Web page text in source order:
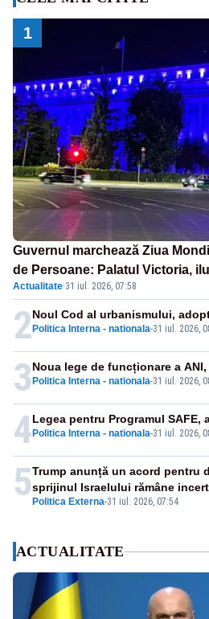
1
Guvernul marchează Ziua
de Persoane: Palatul Victoria,
Actualitate·31 iul. 2026, 07:58
2 Politica Interna - nationala-31 iul. 2026,
Noul Cod al urbanismului,
3 Politica Interna - nationala-31 iul. 2026,
Noua lege de funcționare a
4 Politica Interna - nationala-31 iul. 2026,
Legea pentru Programul SAFE,
5 Politica Externa-31 iul. 2026, 07:54
Trump anunță un acord pentru
sprijinul Israelului rămâne incert
ACTUALITATE